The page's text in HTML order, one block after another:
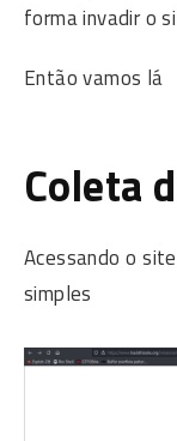
forma invadir o
Então vamos lá
Coleta
Acessando o
simples